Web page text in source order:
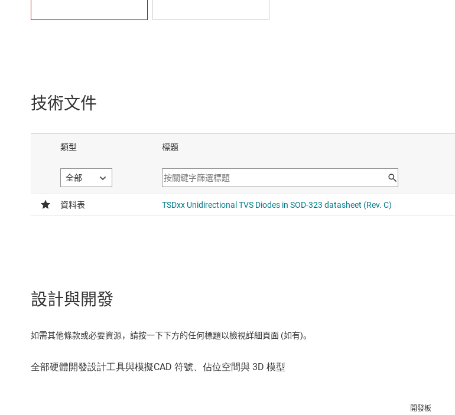
技術文件
設計與開發
如需其他條款或必要資源，請按一下下方的任何標題以檢視詳細頁面 (如有)。
開發板